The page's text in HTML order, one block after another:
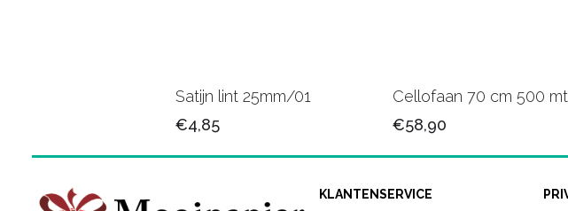
Satijn lint 25mm/01
€4,85
Cellofaan 70 cm 500
€58,90
KLANTENSERVICE